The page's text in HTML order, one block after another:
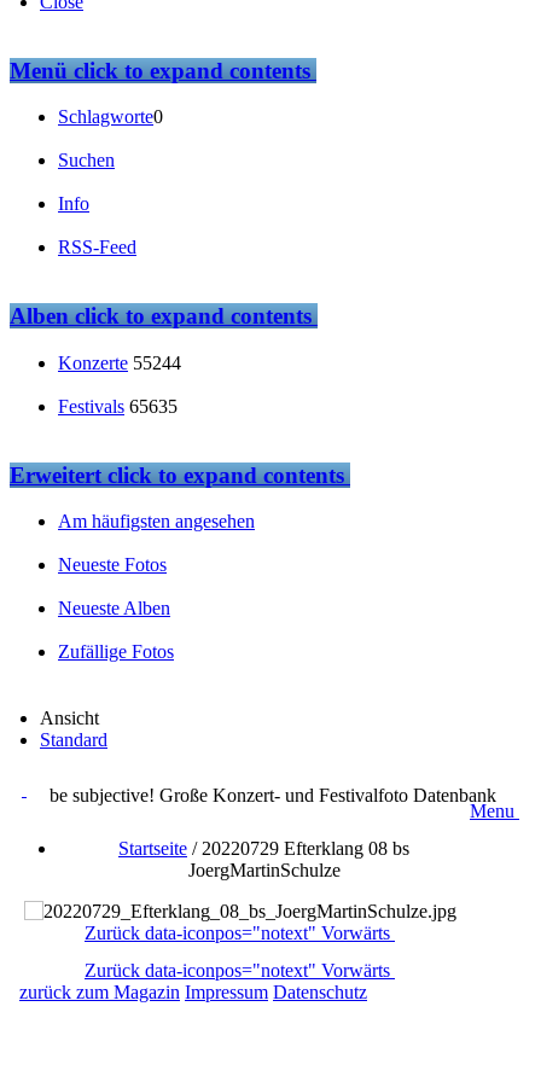
Menüclick to expand contents
Schlagworte0
Suchen
Info
RSS-Feed
Albenclick to expand contents
Konzerte 55244
Festivals 65635
Erweitertclick to expand contents
Am häufigsten angesehen
Neueste Fotos
Neueste Alben
Zufällige Fotos
Ansicht
Standard
be subjective! Große Konzert- und Festivalfoto Datenbank
Menu
Startseite / 20220729 Efterklang 08 bs
JoergMartinSchulze
Zurück data-iconpos="notext" Vorwärts
Zurück data-iconpos="notext" Vorwärts
zurück zum Magazin Impressum Datenschutz